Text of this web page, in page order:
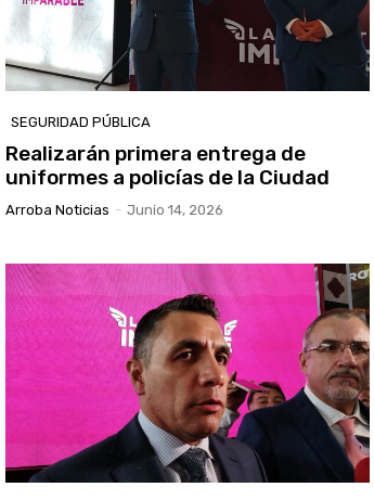
SEGURIDAD PÚBLICA
Realizarán primera entrega de
uniformes a policías de la Ciudad
Arroba Noticias - Junio 14, 2026